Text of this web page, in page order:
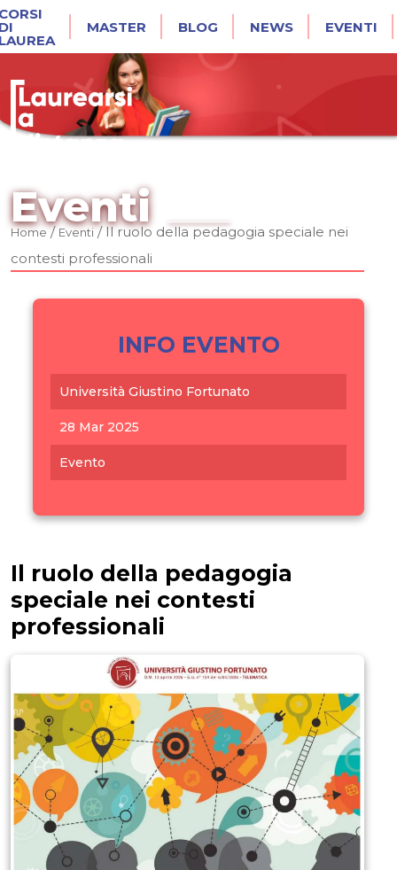
MASTER BLOG NEWS EVENTI
Eventi
Home/Eventi/Il ruolo della pedagogia speciale nei
contesti professionali
INFO EVENTO
Università Giustino Fortunato
28 Mar 2025
Evento
Il ruolo della pedagogia
speciale nei contesti
professionali